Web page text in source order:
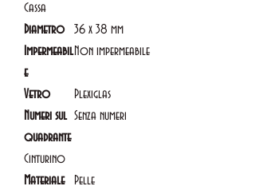
Cassa
Diametro
36 x 38 mm
Impermeabil
e
Non impermeabile
Vetro
Plexiglas
Numeri sul
quadrante
Senza numeri
Cinturino
Materiale
Pelle